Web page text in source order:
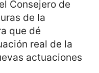
Consejero de
de la
que dé
real de la
actuaciones